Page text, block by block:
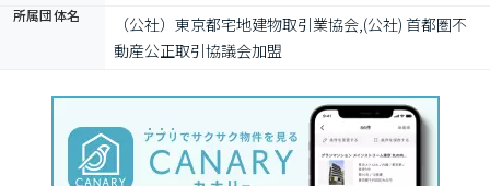
所属団体名
（公社）東京都宅地建物取引業協会,(公社) 首都圏不
動産公正取引協議会加盟